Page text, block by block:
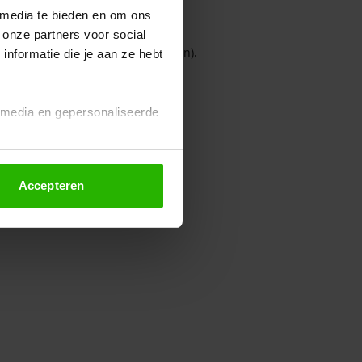
te bieden en om ons
partners voor social
die je aan ze hebt
en gepersonaliseerde
altijd wijzigen of
Accepteren
console for more information).